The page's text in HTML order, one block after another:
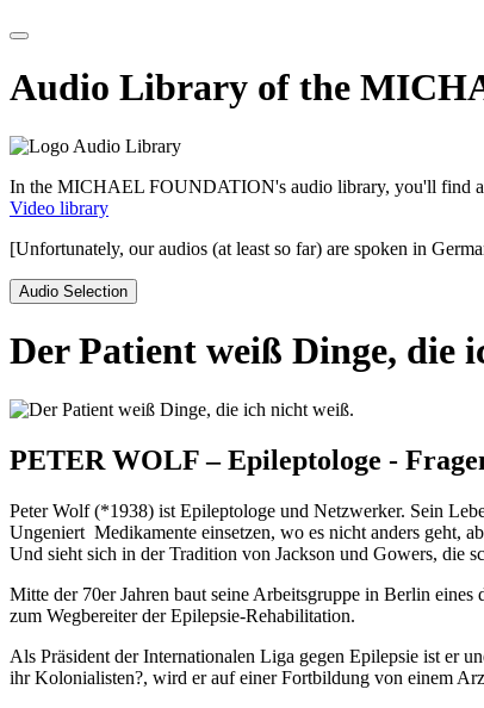
Audio Library of the
In the MICHAEL FOUNDATION's audio library, you'll find
Video library
[Unfortunately, our audios (at least so far) are spoken in
Audio Selection
Der Patient weiß Dinge, die
PETER WOLF – Epileptologe -
Peter Wolf (*1938) ist Epileptologe und Netzwerker. Sein
Ungeniert Medikamente einsetzen, wo es nicht anders geht,
Und sieht sich in der Tradition von Jackson und Gowers, die
Mitte der 70er Jahren baut seine Arbeitsgruppe in Berlin
zum Wegbereiter der Epilepsie-Rehabilitation.
Als Präsident der Internationalen Liga gegen Epilepsie ist er
ihr Kolonialisten?, wird er auf einer Fortbildung von einem